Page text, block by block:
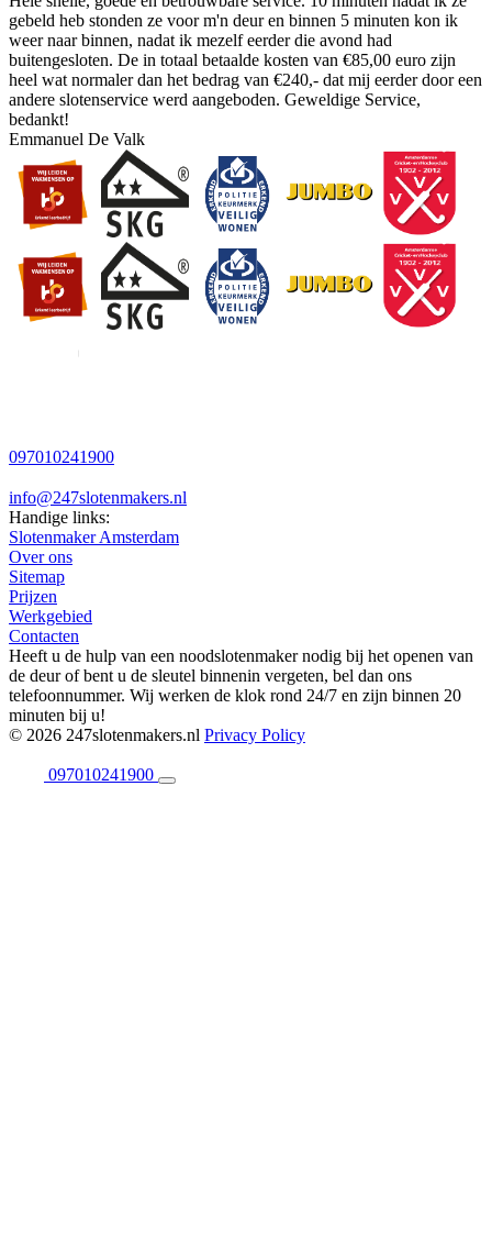
gebeld heb stonden ze voor m'n deur en binnen 5 minuten kon ik
weer naar binnen, nadat ik mezelf eerder die avond had
buitengesloten. De in totaal betaalde kosten van €85,00 euro zijn
heel wat normaler dan het bedrag van €240,- dat mij eerder door een
andere slotenservice werd aangeboden. Geweldige Service,
bedankt!
Emmanuel De Valk
097010241900
info@247slotenmakers.nl
Handige links:
Slotenmaker Amsterdam
Over ons
Sitemap
Prijzen
Werkgebied
Contacten
Heeft u de hulp van een noodslotenmaker nodig bij het openen van
de deur of bent u de sleutel binnenin vergeten, bel dan ons
telefoonnummer. Wij werken de klok rond 24/7 en zijn binnen 20
minuten bij u!
© 2026 247slotenmakers.nl Privacy Policy
097010241900